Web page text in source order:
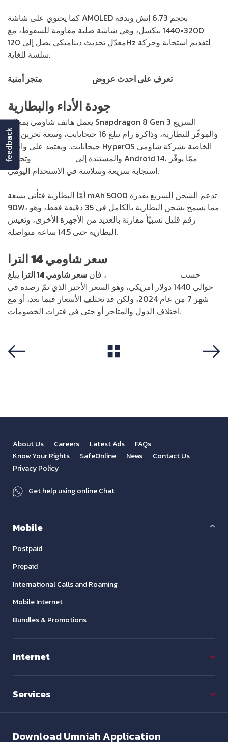
كما يحتوي على شاشة AMOLED بحجم 6.73 إنش وبدقة
3200×1440 بيكسل، وهي شاشة صلبة مقاومة للسقوط، مع
معدّل تحديث ديناميكي يصل إلى 120Hz لتقديم استجابة وحركة
سلسة للغاية.
تعرف على احدث عروض
متجر أمنية
جودة الأداء والبطارية
يعمل هاتف شاومي بمعالج Snapdragon 8 Gen 3 السريع
والموفّر للبطارية، وذاكرة رام تبلغ 16 جيجابايت، وسعة تخزين 512
جيجابايت. ويعتمد على واجهة HyperOS الخاصة بشركة شاومي
والمستندة إلى
وتحديداً Android 14، ممّا يوفّر
استجابة سريعة وسلاسة في الاستخدام اليومي.
أمّا البطارية فتأتي بسعة mAh 5000 تدعم الشحن السريع بقدرة
90W، مما يسمح بشحن البطارية بالكامل في 35 دقيقة فقط، وهو
رقم قليل نسبيّاً مقارنة بالعديد من الأجهزة الأخرى، وتعيش
البطارية حتى 14.5 ساعة متواصلة.
سعر شاومي 14 الترا
حسب ، فإن سعر شاومي 14 الترا
يبلغ
حوالي 1440 دولار أمريكي، وهو السعر الأخير الذي تمّ رصده في
شهر 7 من عام 2024، ولكن قد تختلف الأسعار فيما بعد، أو مع
اختلاف الدول والمتاجر أو حتى في فترات الخصومات.
About Us Careers Latest Ads
FAQs
Know Your Rights
SafeOnline News
Contact Us
Privacy Policy
Get help using online Chat
Mobile
Postpaid
Prepaid
International Calls and Roaming
Mobile Internet
Bundles & Promotions
Internet
Services
DownloadUmniah Application
feedback